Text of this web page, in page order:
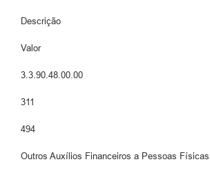
Descrição
Valor
3.3.90.48.00.00
311
494
Outros Auxílios Financeiros a Pessoas Físicas